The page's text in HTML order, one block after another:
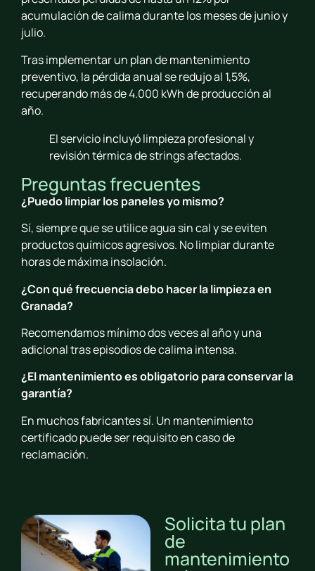
acumulación de calima durante los meses de junio y
julio.
Tras implementar un plan de mantenimiento
preventivo, la pérdida anual se redujo al 1,5%,
recuperando más de 4.000 kWh de producción al
año.
El servicio incluyó limpieza profesional y
revisión térmica de strings afectados.
Preguntas frecuentes
¿Puedo limpiar los paneles yo mismo?
Sí, siempre que se utilice agua sin cal y se eviten
productos químicos agresivos. No limpiar durante
horas de máxima insolación.
¿Con qué frecuencia debo hacer la limpieza en
Granada?
Recomendamos mínimo dos veces al año y una
adicional tras episodios de calima intensa.
¿El mantenimiento es obligatorio para conservar la
garantía?
En muchos fabricantes sí. Un mantenimiento
certificado puede ser requisito en caso de
reclamación.
Solicita tu plan
de
mantenimiento